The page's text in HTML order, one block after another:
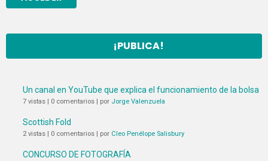
¡PUBLICA!
Un canal en YouTube que explica el funcionamiento de la bolsa
7 vistas | 0 comentarios | por Jorge Valenzuela
Scottish Fold
2 vistas | 0 comentarios | por Cleo Penélope Salisbury
CONCURSO DE FOTOGRAFÍA